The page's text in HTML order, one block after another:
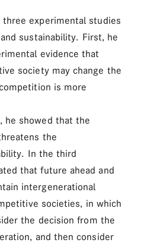
three experimental studies
sustainability. First, he
evidence that
society may change the
is more
he showed that the
the
In the third
that future ahead and
intergenerational
societies, in which
the decision from the
and then consider